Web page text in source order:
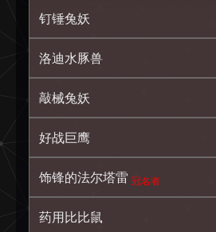
钉锤兔妖
洛迪水豚兽
敲械兔妖
好战巨鹰
饰锋的法尔塔雷 冠名者
药用比比鼠